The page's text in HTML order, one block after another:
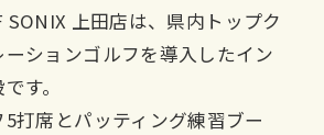
SONIX 上田店は、県内トップク
ションゴルフを導入したイン
す。
打席とパッティング練習ブー